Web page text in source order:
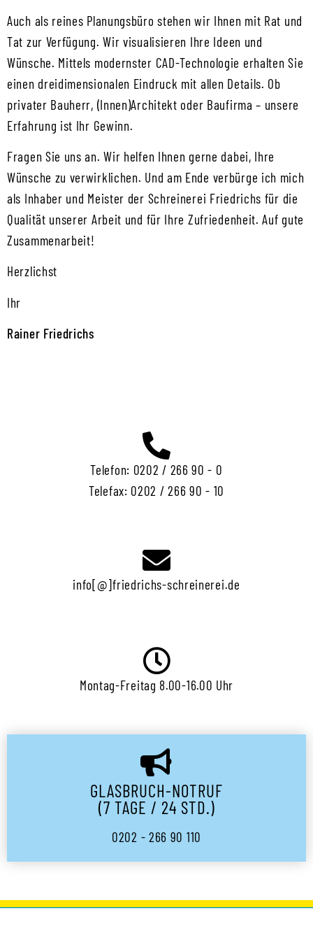
Auch als reines Planungsbüro stehen wir Ihnen mit Rat und
Tat zur Verfügung. Wir visualisieren Ihre Ideen und
Wünsche. Mittels modernster CAD-Technologie erhalten Sie
einen dreidimensionalen Eindruck mit allen Details. Ob
privater Bauherr, (Innen)Architekt oder Baufirma – unsere
Erfahrung ist Ihr Gewinn.
Fragen Sie uns an. Wir helfen Ihnen gerne dabei, Ihre
Wünsche zu verwirklichen. Und am Ende verbürge ich mich
als Inhaber und Meister der Schreinerei Friedrichs für die
Qualität unserer Arbeit und für Ihre Zufriedenheit. Auf gute
Zusammenarbeit!
Herzlichst
Ihr
Rainer Friedrichs
Telefon: 0202 / 266 90 - 0
Telefax: 0202 / 266 90 - 10
info[@]friedrichs-schreinerei.de
Montag-Freitag 8.00-16.00 Uhr
GLASBRUCH-NOTRUF
(7 TAGE / 24 STD.)
0202 - 266 90 110